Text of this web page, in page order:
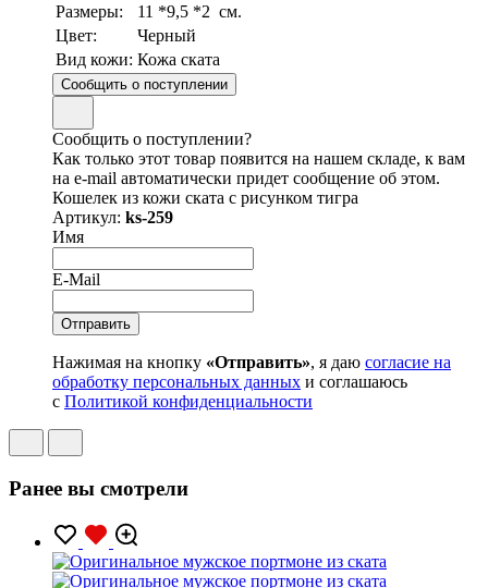
Размеры:
11 *9,5 *2 см.
Цвет:
Черный
Вид кожи: Кожа ската
Сообщить о поступлении
Сообщить о поступлении?
Как только этот товар появится на нашем складе, к вам
на e-mail автоматически придет сообщение об этом.
Кошелек из кожи ската с рисунком тигра
Артикул: ks-259
Имя
E-Mail
Нажимая на кнопку «Отправить», я даю согласие на
обработку персональных данных и соглашаюсь
с Политикой конфиденциальности
Ранее вы смотрели